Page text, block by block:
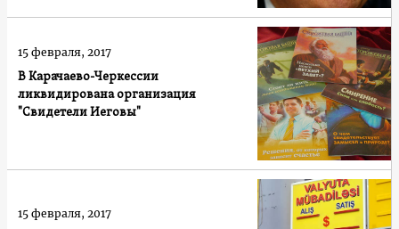
В Карачаево-Черкессии
ликвидирована организация
"Свидетели Иеговы"
15 февраля, 2017
15 февраля, 2017